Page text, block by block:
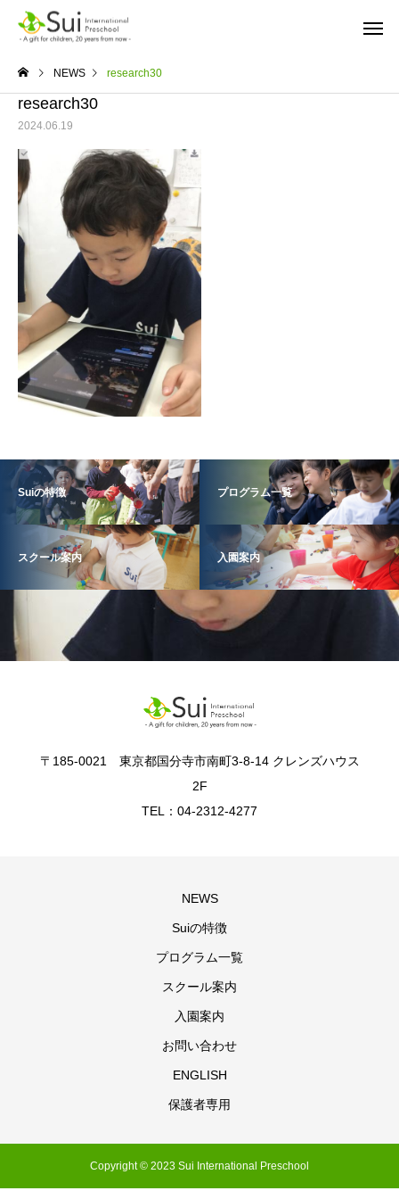
NEWS research30
research30
2024.06.19
Suiの特徴 プログラム一覧
スクール案内 入園案内
〒185-0021 東京都国分寺市南町3-8-14 クレンズハウス
2F
TEL：04-2312-4277
NEWS
Suiの特徴
プログラム一覧
スクール案内
入園案内
お問い合わせ
ENGLISH
保護者専用
Copyright © 2023 Sui International Preschool